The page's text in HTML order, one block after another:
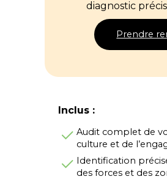
diagnostic
Prendre
Inclus :
Audit complet de
culture et de
Identification
des forces et des